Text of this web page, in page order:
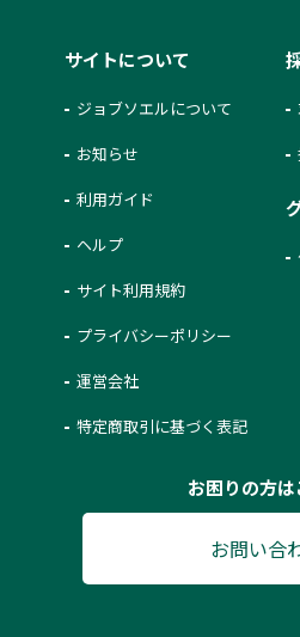
サイトについて
ジョブソエルについて
お知らせ
利用ガイド
ヘルプ
サイト利用規約
プライバシーポリシー
運営会社
特定商取引に基づく表記
お困りの方は
お問い合